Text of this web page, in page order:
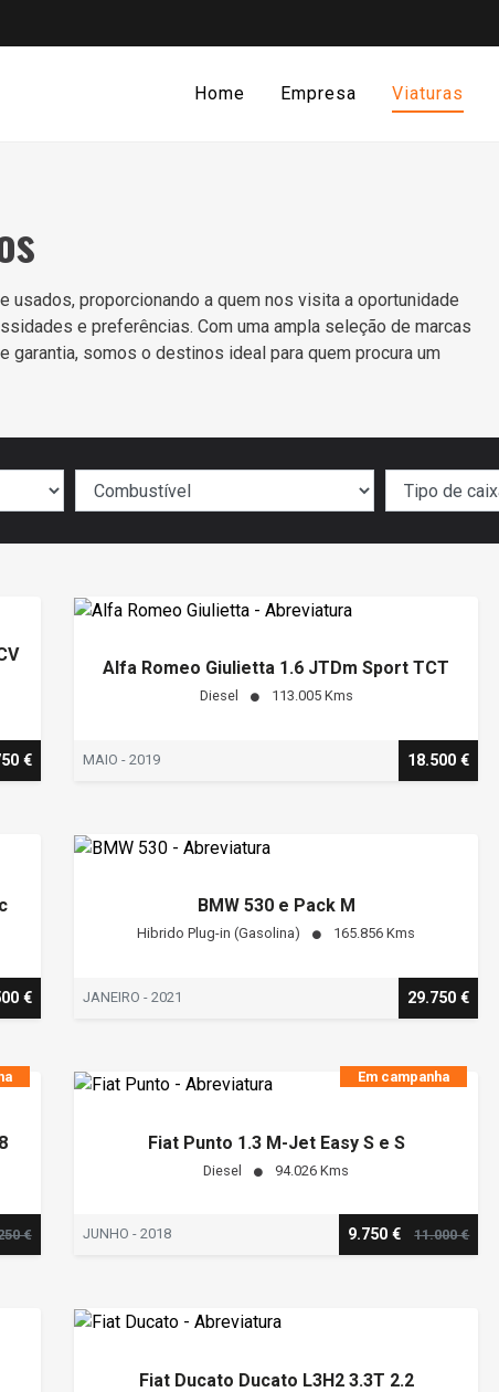
Home Empresa Viaturas
proporcionando a quem nos visita a oportunidade
e preferências. Com uma ampla seleção de marcas
somos o destinos ideal para quem procura um
€
Alfa Romeo Giulietta 1.6 JTDm Sport TCT
Diesel 113.005 Kms
MAIO - 2019 18.500 €
€
BMW 530 e Pack M
Hibrido Plug-in (Gasolina) 165.856 Kms
JANEIRO - 2021 29.750 €
€
Em campanha
Fiat Punto 1.3 M-Jet Easy S e S
Diesel 94.026 Kms
JUNHO - 2018 9.750 € 11.000 €
Fiat Ducato Ducato L3H2 3.3T 2.2